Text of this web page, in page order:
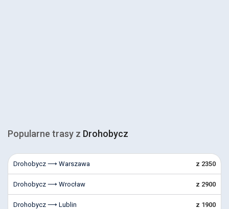
Popularne trasy z Drohobycz
Drohobycz ⟶ Warszawa z 2350
Drohobycz ⟶ Wrocław z 2900
Drohobycz ⟶ Lublin z 1900